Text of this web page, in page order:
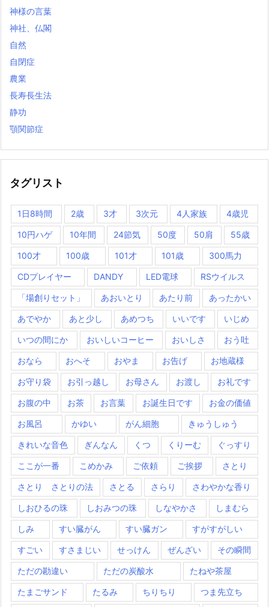
神様の言葉
神社、仏閣
自然
自閉症
農業
長寿長生法
静功
顎関節症
タグリスト
1日8時間 2歳 3才 3次元 4人家族 4歳児
10円ハゲ 10年間 24節気 50度 50肩 55歳
100才 100歳 101才 101歳 300馬力
CDプレイヤー DANDY LED電球 RSウイルス
「場創りセット」 あおいとり あたり前 あったかい
あでやか あと少し あめつち いいです いじめ
いつの間にか おいしいコーヒー おいしさ おう吐
おなら おへそ おやま お告げ お地蔵様
お守り袋 お引っ越し お母さん お渡し お礼です
お腹の中 お茶 お言葉 お誕生日です お金の価値
お風呂 かゆい がん細胞 きゅうしゅう
きれいな音色 ぎんなん くつ くりーむ ぐっすり
ここが一番 こめかみ ご依頼 ご挨拶 さとり
さとり さとりの法 さとる さらり さわやかな香り
しおひるの珠 しおみつの珠 しなやかさ しまむら
しみ すい臓がん すい臓ガン すがすがしい
すごい すさまじい せっけん ぜんざい その瞬間
ただの勘違い ただの炭酸水 たねや茶屋
たまごサンド たるみ ちりちり つま先立ち